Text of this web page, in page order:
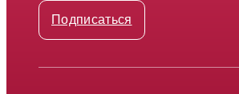
Подписаться